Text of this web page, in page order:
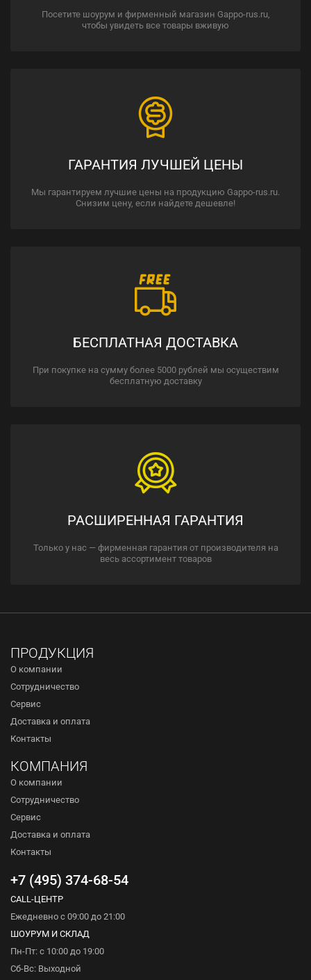
Посетите шоурум и фирменный магазин Gappo-rus.ru,
чтобы увидеть все товары вживую
ГАРАНТИЯ ЛУЧШЕЙ ЦЕНЫ
Мы гарантируем лучшие цены на продукцию Gappo-rus.ru.
Снизим цену, если найдете дешевле!
БЕСПЛАТНАЯ ДОСТАВКА
При покупке на сумму более 5000 рублей мы осуществим
бесплатную доставку
РАСШИРЕННАЯ ГАРАНТИЯ
Только у нас — фирменная гарантия от производителя на
весь ассортимент товаров
ПРОДУКЦИЯ
О компании
Сотрудничество
Сервис
Доставка и оплата
Контакты
КОМПАНИЯ
О компании
Сотрудничество
Сервис
Доставка и оплата
Контакты
+7 (495) 374-68-54
CALL-ЦЕНТР
Ежедневно с 09:00 до 21:00
ШОУРУМ И СКЛАД
Пн-Пт: с 10:00 до 19:00
Сб-Вс: Выходной